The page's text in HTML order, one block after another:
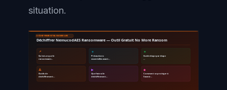
situation.
DÉCHIFFREMENT RANSOMWARE
Déchiffrer NemucodAES Ransomware — Outil Gratuit No More Ransom
📌
Qu'est-ce que le
ransomware…
🔹
Précautions
essentielles avant…
🔸
Guide étape par étape
🔺
Outils de
déchiffrement…
▶
Que faire si le
déchiffrement…
◆
Comment se protéger à
l'avenir…